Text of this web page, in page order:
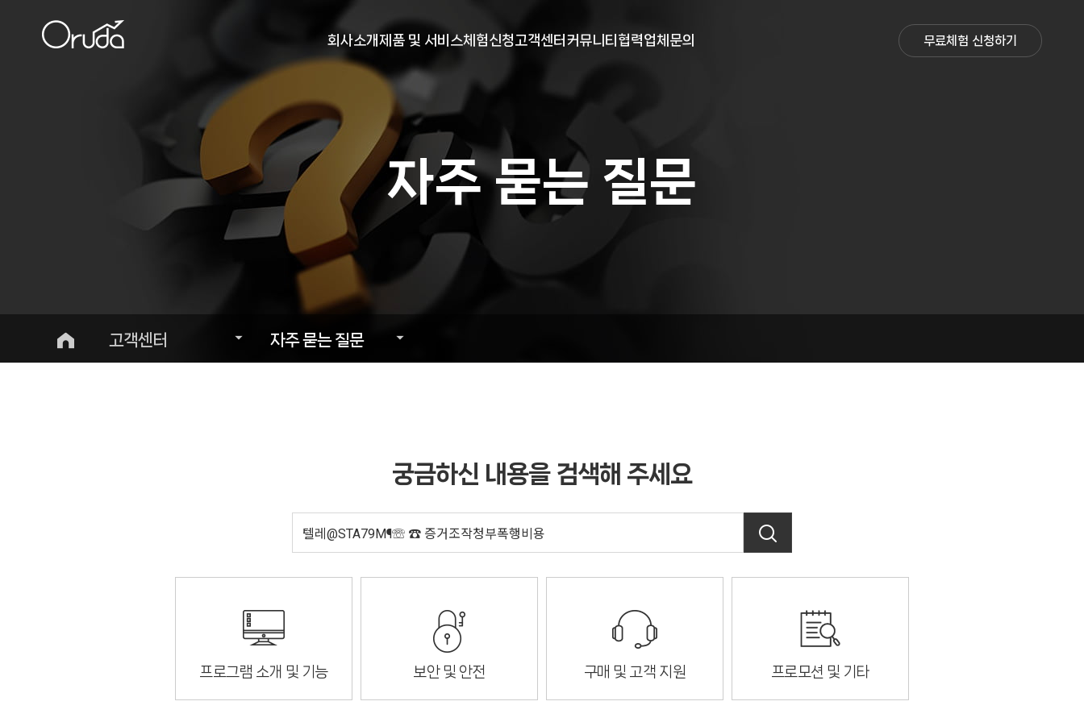
회사소개
인사말
오시는길
제품 및 서비스
현물 프로그램
선물 프로그램
체험신청
거래소 안내
고객센터
자주 묻는 질문
원격지원
커뮤니티 협력업체문의 무료체험 신청하기
자주 묻는 질문
고객센터 자주 묻는 질문
궁금하신 내용을 검색해 주세요
프로그램 소개 및 기능 보안 및 안전 구매 및 고객 지원 프로모션 및 기타